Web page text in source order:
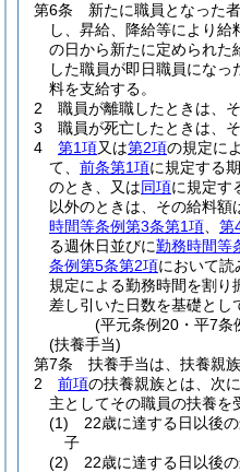
第6条
新たに職員となった
し、昇給、降給等により
の日から新たに定められた
した職員が即日職員にな
料を支給する。
2
職員が離職したときは、
3
職員が死亡したときは、
4
第1項又は第2項の規定に
て、 前条第1項に規定する
のとき、又は同項に規定す
以外のときは、その給料額
時間等条例第3条第1項
第
る週休日並びに勤務時間等
条例第5条第2項において読
規定による勤務時間を割り
差し引いた日数を基礎とし
(平元条例20・平7条
(扶養手当)
第7条
扶養手当は、扶養親
2
前項の扶養親族とは、次
主としてその職員の扶養を
(1)
22歳に達する日以後
子
(2)
22歳に達する日以後